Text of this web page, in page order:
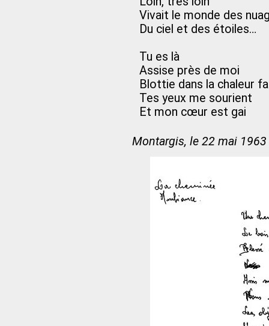
Vivait le monde des
Du ciel et des étoiles…
Tu es là
Assise près de moi
Blottie dans la chaleur
Tes yeux me sourient
Et mon cœur est gai
Montargis, le 22 mai 1963